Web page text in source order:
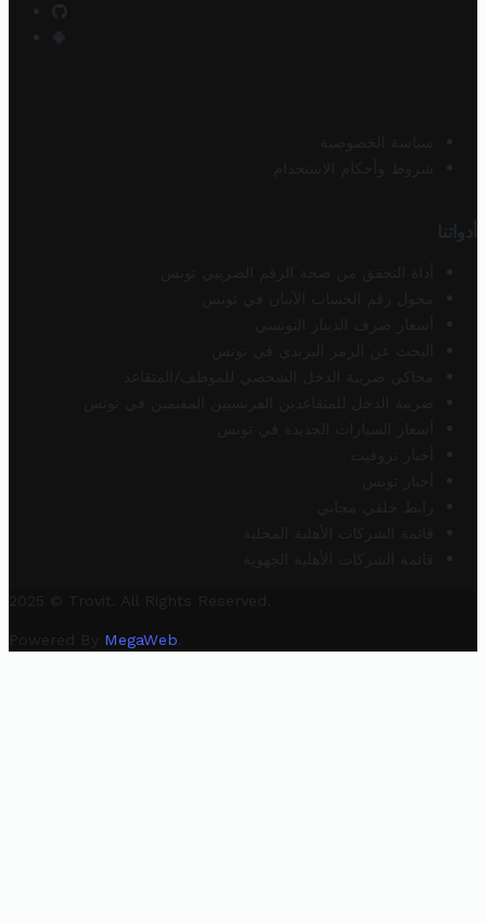
سياسة الخصوصية
شروط وأحكام الاستخدام
أدواتنا
أداة التحقق من صحة الرقم الضريبي تونس
محول رقم الحساب الآيبان في تونس
أسعار صرف الدينار التونسي
البحث عن الرمز البريدي في تونس
محاكي ضريبة الدخل الشخصي للموظف/المتقاعد
ضريبة الدخل للمتقاعدين الفرنسيين المقيمين في تونس
أسعار السيارات الجديدة في تونس
أخبار تروفيت
أخبار تونس
رابط خلفي مجاني
قائمة الشركات الأهلية المحلية
قائمة الشركات الأهلية الجهوية
2025 © Trovit. All Rights Reserved.
Powered By MegaWeb